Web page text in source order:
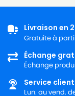
LG-
GOLDSTAR
LG-
GOLDSTAR
LG-
Livraison en
Gratuite à
Échange
Échange
Service client
Lun. au vend.